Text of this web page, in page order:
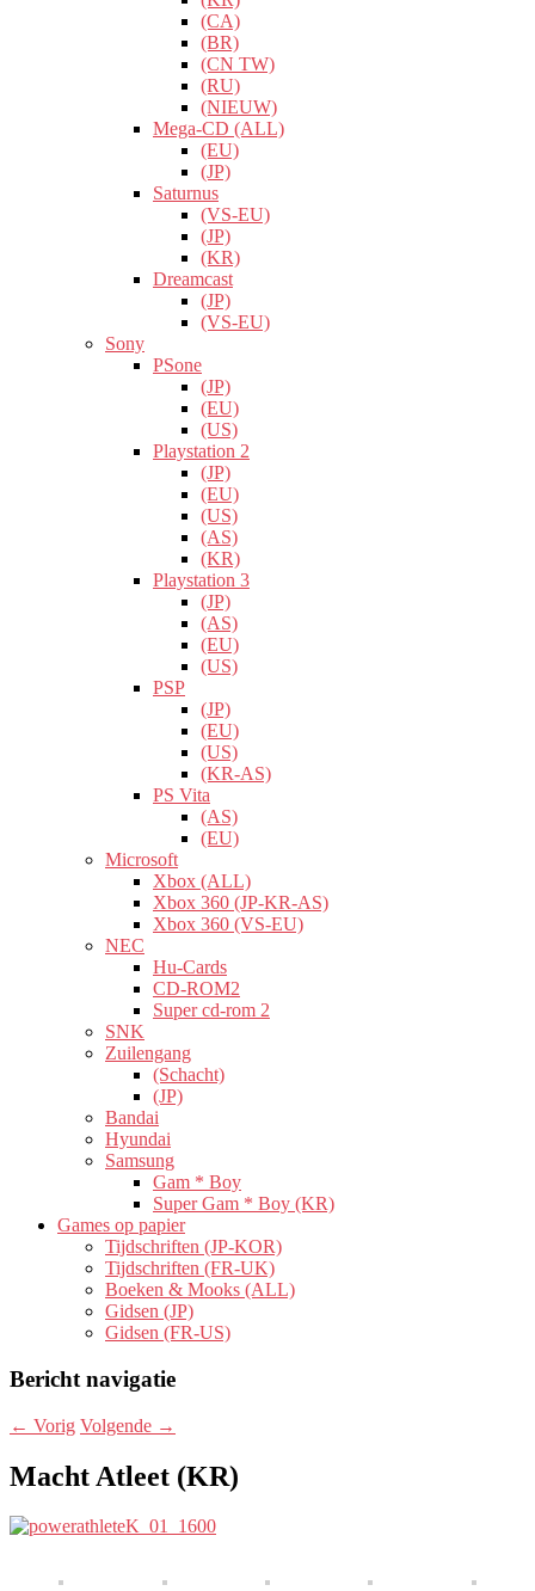
(CA)
(BR)
(CN TW)
(RU)
(NIEUW)
Mega-CD (ALL)
(EU)
(JP)
Saturnus
(VS-EU)
(JP)
(KR)
Dreamcast
(JP)
(VS-EU)
Sony
PSone
(JP)
(EU)
(US)
Playstation 2
(JP)
(EU)
(US)
(AS)
(KR)
Playstation 3
(JP)
(AS)
(EU)
(US)
PSP
(JP)
(EU)
(US)
(KR-AS)
PS Vita
(AS)
(EU)
Microsoft
Xbox (ALL)
Xbox 360 (JP-KR-AS)
Xbox 360 (VS-EU)
NEC
Hu-Cards
CD-ROM2
Super cd-rom 2
SNK
Zuilengang
(Schacht)
(JP)
Bandai
Hyundai
Samsung
Gam * Boy
Super Gam * Boy (KR)
Games op papier
Tijdschriften (JP-KOR)
Tijdschriften (FR-UK)
Boeken & Mooks (ALL)
Gidsen (JP)
Gidsen (FR-US)
Bericht navigatie
← Vorig Volgende →
Macht Atleet (KR)